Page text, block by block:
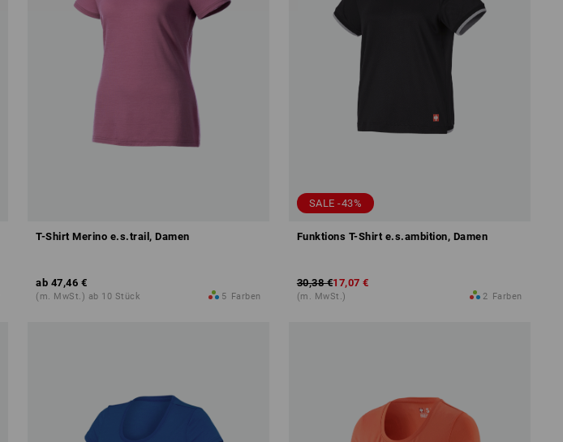
T-Shirt Merino e.s.trail, Damen
ab 47,46 €
(m. MwSt.) ab 10 Stück 5 Farben
SALE -43%
Funktions T-Shirt e.s.ambition, Damen
30,38 €17,07 €
(m. MwSt.) 2 Farben